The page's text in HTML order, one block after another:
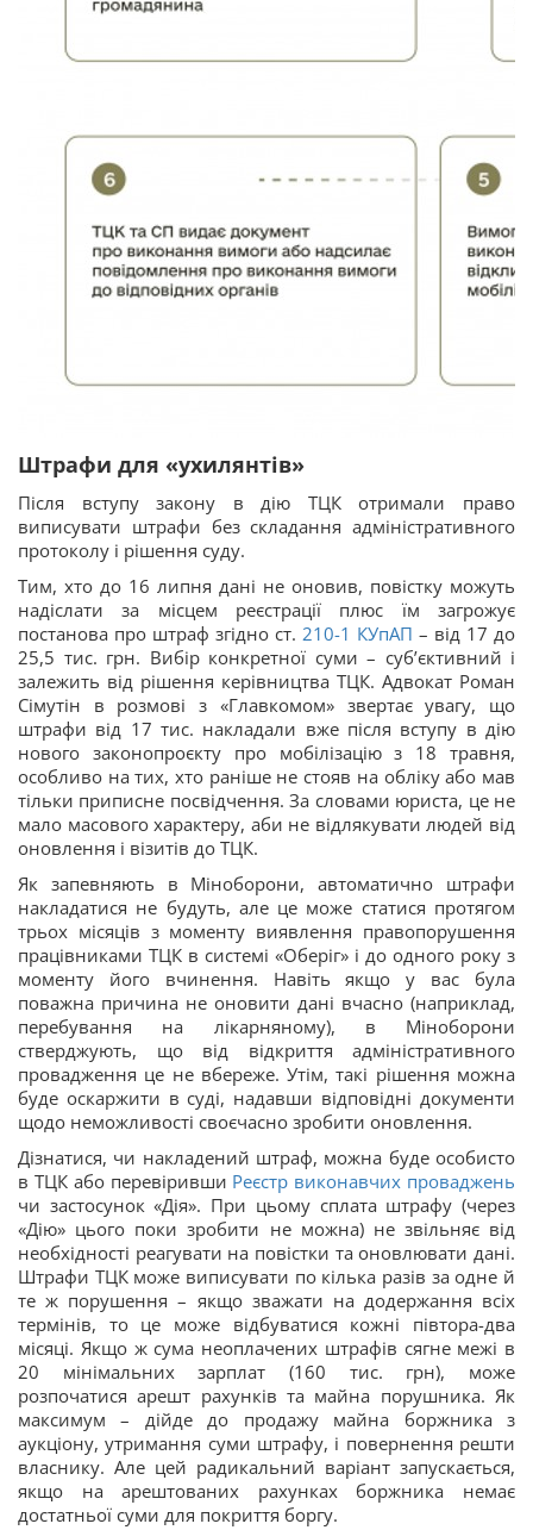
Штрафи для «ухилянтів»
Після вступу закону в дію ТЦК отримали право
виписувати штрафи без складання адміністративного
протоколу і рішення суду.
Тим, хто до 16 липня дані не оновив, повістку можуть
надіслати за місцем реєстрації плюс їм загрожує
постанова про штраф згідно ст. 210-1 КУпАП – від 17 до
25,5 тис. грн. Вибір конкретної суми – суб’єктивний і
залежить від рішення керівництва ТЦК. Адвокат Роман
Сімутін в розмові з «Главкомом» звертає увагу, що
штрафи від 17 тис. накладали вже після вступу в дію
нового законопроєкту про мобілізацію з 18 травня,
особливо на тих, хто раніше не стояв на обліку або мав
тільки приписне посвідчення. За словами юриста, це не
мало масового характеру, аби не відлякувати людей від
оновлення і візитів до ТЦК.
Як запевняють в Міноборони, автоматично штрафи
накладатися не будуть, але це може статися протягом
трьох місяців з моменту виявлення правопорушення
працівниками ТЦК в системі «Оберіг» і до одного року з
моменту його вчинення. Навіть якщо у вас була
поважна причина не оновити дані вчасно (наприклад,
перебування на лікарняному), в Міноборони
стверджують, що від відкриття адміністративного
провадження це не вбереже. Утім, такі рішення можна
буде оскаржити в суді, надавши відповідні документи
щодо неможливості своєчасно зробити оновлення.
Дізнатися, чи накладений штраф, можна буде особисто
в ТЦК або перевіривши Реєстр виконавчих проваджень
чи застосунок «Дія». При цьому сплата штрафу (через
«Дію» цього поки зробити не можна) не звільняє від
необхідності реагувати на повістки та оновлювати дані.
Штрафи ТЦК може виписувати по кілька разів за одне й
те ж порушення – якщо зважати на додержання всіх
термінів, то це може відбуватися кожні півтора-два
місяці. Якщо ж сума неоплачених штрафів сягне межі в
20 мінімальних зарплат (160 тис. грн), може
розпочатися арешт рахунків та майна порушника. Як
максимум – дійде до продажу майна боржника з
аукціону, утримання суми штрафу, і повернення решти
власнику. Але цей радикальний варіант запускається,
якщо на арештованих рахунках боржника немає
достатньої суми для покриття боргу.